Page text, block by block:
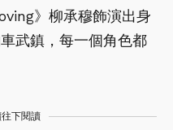
》柳承穆飾演出身
武鎮，每一個角色都
下閱讀